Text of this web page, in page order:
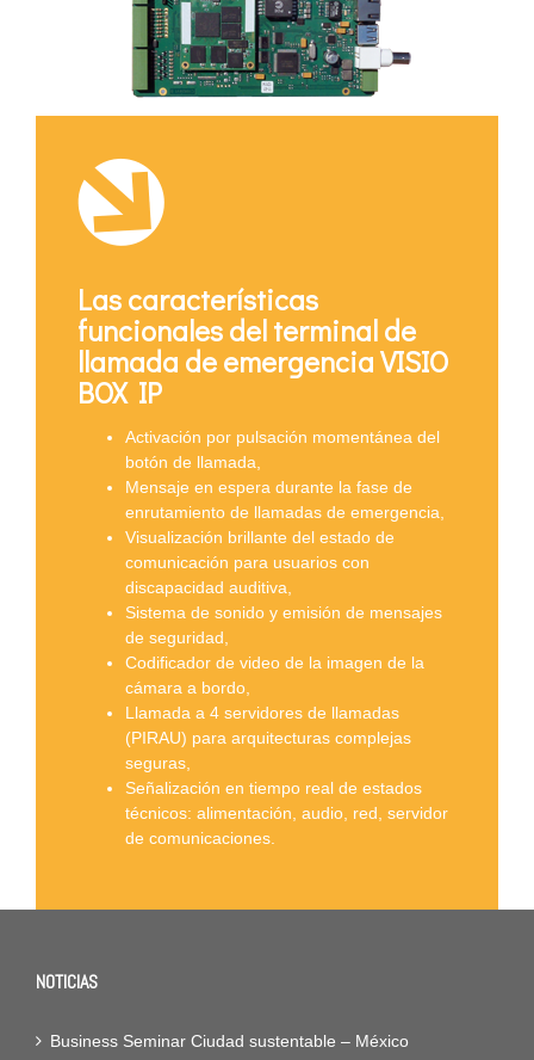
Las características
funcionales del terminal de
llamada de emergencia VISIO
BOX IP
Activación por pulsación momentánea del
botón de llamada,
Mensaje en espera durante la fase de
enrutamiento de llamadas de emergencia,
Visualización brillante del estado de
comunicación para usuarios con
discapacidad auditiva,
Sistema de sonido y emisión de mensajes
de seguridad,
Codificador de video de la imagen de la
cámara a bordo,
Llamada a 4 servidores de llamadas
(PIRAU) para arquitecturas complejas
seguras,
Señalización en tiempo real de estados
técnicos: alimentación, audio, red, servidor
de comunicaciones.
NOTICIAS
Business Seminar Ciudad sustentable – México